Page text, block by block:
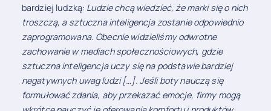
bardziej ludzką: Ludzie chcą wiedzieć, że marki się o nich
troszczą, a sztuczna inteligencja zostanie odpowiednio
zaprogramowana. Obecnie widzieliśmy odwrotne
zachowanie w mediach społecznościowych, gdzie
sztuczna inteligencja uczy się na podstawie bardziej
negatywnych uwag ludzi […]. Jeśli boty nauczą się
formułować zdania, aby przekazać emocje, firmy mogą